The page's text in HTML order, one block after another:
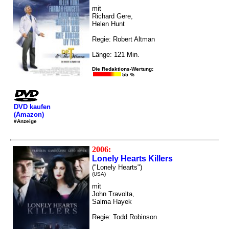
mit
Richard Gere,
Helen Hunt
Regie: Robert Altman
Länge: 121 Min.
Die Redaktions-Wertung:
55 %
DVD kaufen
(Amazon)
#Anzeige
2006:
Lonely Hearts Killers
("Lonely Hearts")
(USA)
mit
John Travolta,
Salma Hayek
Regie: Todd Robinson